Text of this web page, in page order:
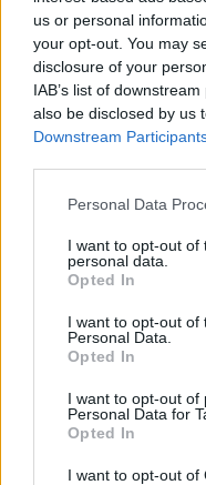
us or personal
your opt-out. You may
disclosure of your
IAB’s list of
also be disclosed by us
Downstream
Please note that this
not limited to your visit
grant or deny consent
use your data for below
consent section.
Personal Data
I want to opt-out of
personal data.
Opted In
I want to opt-out of
Personal Data.
Opted In
I want to opt-out of
Personal Data for
Opted In
I want to opt-out of
szereplők.
Megrögzött
lehet békét
nem
De hogy ezt
“érintettnek”
valóban követni
hiányában’
tudni, nem látni,